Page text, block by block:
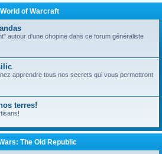
World of Warcraft
autour d'une chopine dans ce forum généraliste
apprendre tous nos secrets qui vous permettront
terres!
The Old Republic